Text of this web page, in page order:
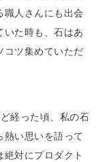
職人さんにも出会
いた時も、石はあ
コツ集めていただ
経った頃、私の石
熱い思いを語って
対にプロダクト